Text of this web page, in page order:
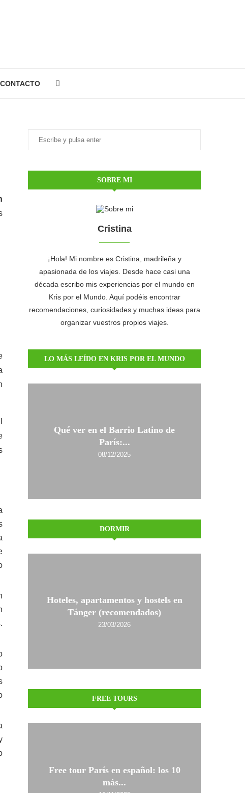
CONTACTO
SOBRE MI
Cristina
¡Hola! Mi nombre es Cristina, madrileña y
apasionada de los viajes. Desde hace casi una
década escribo mis experiencias por el mundo en
Kris por el Mundo. Aquí podéis encontrar
recomendaciones, curiosidades y muchas ideas para
organizar vuestros propios viajes.
LO MÁS LEÍDO EN KRIS POR EL MUNDO
Qué ver en el Barrio Latino de
París:...
08/12/2025
DORMIR
Hoteles, apartamentos y hostels en
Tánger (recomendados)
23/03/2026
FREE TOURS
Free tour París en español: los 10
más...